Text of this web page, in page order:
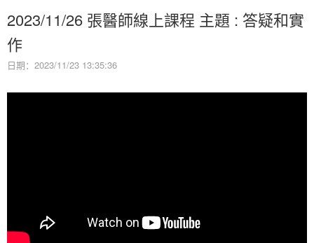
2023/11/26 張醫師線上課程 主題 : 答疑和實
作
日期：2023/11/23 13:35:36